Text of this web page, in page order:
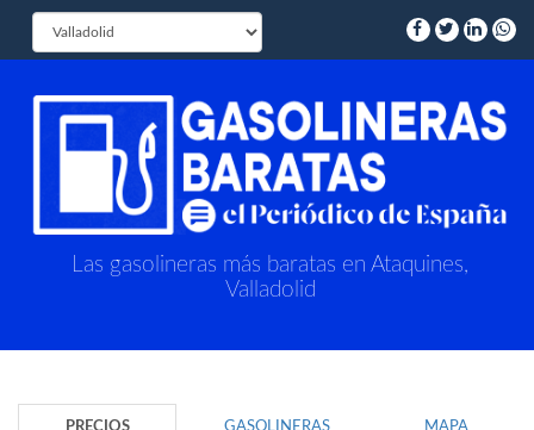
Las gasolineras más baratas en Ataquines,
Valladolid